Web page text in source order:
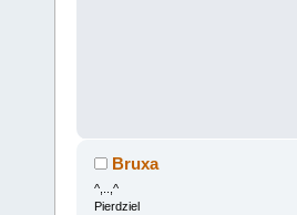
Bruxa
^,..,^
Pierdziel